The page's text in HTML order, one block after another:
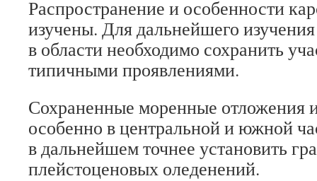
Распространение и особенности
изучены. Для дальнейшего
в области необходимо сохранить
типичными проявлениями.
Сохраненные моренные отложения
особенно в центральной и южной
в дальнейшем точнее установить
плейстоценовых оледенений.